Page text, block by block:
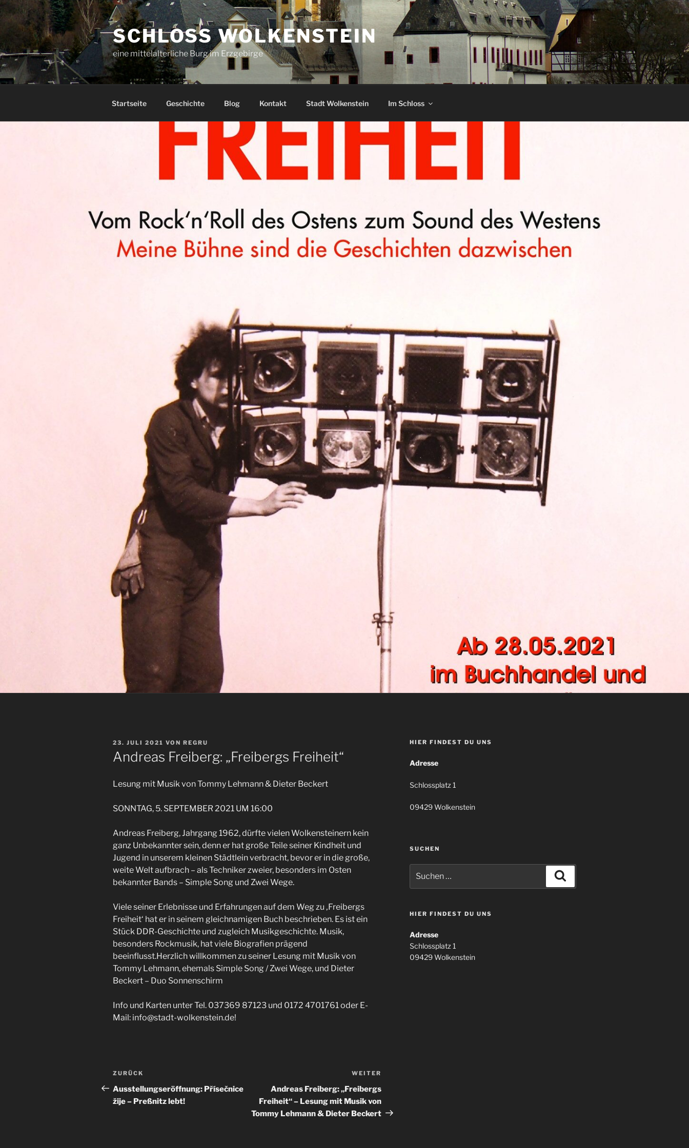
Zum
Inhalt
springen
SCHLOSS WOLKENSTEIN
eine mittelalterliche Burg im Erzgebirge
Startseite Geschichte Blog Kontakt Stadt Wolkenstein Im Schloss
VERÖFFENTLICHT
AM
23. JULI 2021 VON REGRU
Andreas Freiberg: „Freibergs Freiheit“
Lesung mit Musik von Tommy Lehmann & Dieter Beckert
SONNTAG, 5. SEPTEMBER 2021 UM 16:00
Andreas Freiberg, Jahrgang 1962, dürfte vielen Wolkensteinern kein
ganz Unbekannter sein, denn er hat große Teile seiner Kindheit und
Jugend in unserem kleinen Städtlein verbracht, bevor er in die große,
weite Welt aufbrach – als Techniker zweier, besonders im Osten
bekannter Bands – Simple Song und Zwei Wege.
Viele seiner Erlebnisse und Erfahrungen auf dem Weg zu ‚Freibergs
Freiheit‘ hat er in seinem gleichnamigen Buch beschrieben. Es ist ein
Stück DDR-Geschichte und zugleich Musikgeschichte. Musik,
besonders Rockmusik, hat viele Biografien prägend
beeinflusst.Herzlich willkommen zu seiner Lesung mit Musik von
Tommy Lehmann, ehemals Simple Song / Zwei Wege, und Dieter
Beckert – Duo Sonnenschirm
Info und Karten unter Tel. 037369 87123 und 0172 4701761 oder E-
Mail: info@stadt-wolkenstein.de!
Beitragsnavigation
Vorheriger
Beitrag
ZURÜCK
Ausstellungseröffnung: Přísečnice
žije – Preßnitz lebt!
Beitrag
WEITER
Andreas Freiberg: „Freibergs
Freiheit“ – Lesung mit Musik von
Tommy Lehmann & Dieter Beckert
HIER FINDEST DU UNS
Adresse
Schlossplatz 1
09429 Wolkenstein
SUCHEN
nach:
HIER FINDEST DU UNS
Adresse
Schlossplatz 1
09429 Wolkenstein